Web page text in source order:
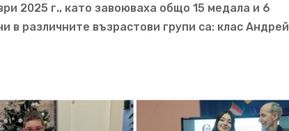
2025 г., като завоюваха общо 15 медала и 6
в различните възрастови групи са: клас Андрей